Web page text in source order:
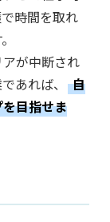
時間を取れ
が中断され
あれば、
自
目指せま